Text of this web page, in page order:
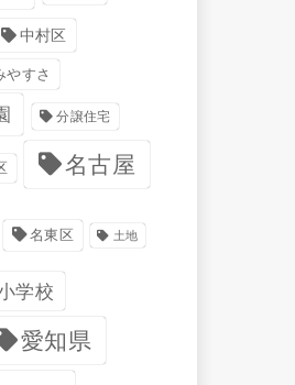
中村区
やすさ
分譲住宅
名古屋
名東区 土地
学校
愛知県